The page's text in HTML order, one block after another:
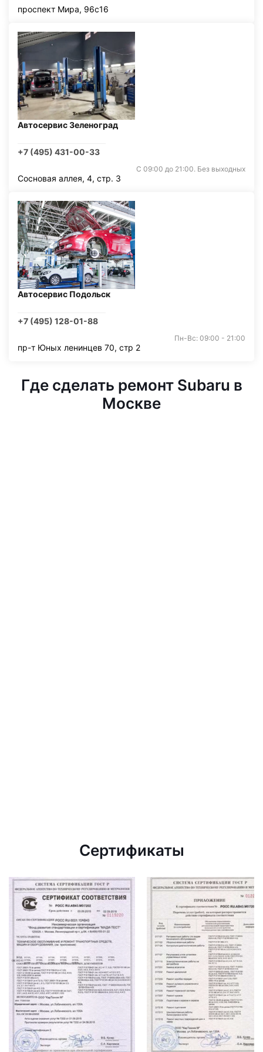
проспект Мира, 96с16
Автосервис Зеленоград
+7 (495) 431-00-33
С 09:00 до 21:00. Без выходных
Сосновая аллея, 4, стр. 3
Автосервис Подольск
+7 (495) 128-01-88
Пн-Вс: 09:00 - 21:00
пр-т Юных ленинцев 70, стр 2
Где сделать ремонт Subaru в
Москве
Сертификаты